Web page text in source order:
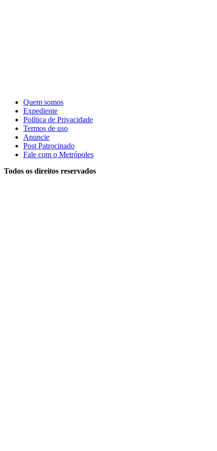
Quem somos
Expediente
Política de Privacidade
Termos de uso
Anuncie
Post Patrocinado
Fale com o Metrópoles
Todos os direitos reservados